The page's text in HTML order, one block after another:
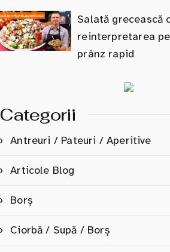
Salată grecească
reinterpretarea
prânz rapid
Categorii
Antreuri / Pateuri / Aperitive
Articole Blog
Borș
Ciorbă / Supă / Borș